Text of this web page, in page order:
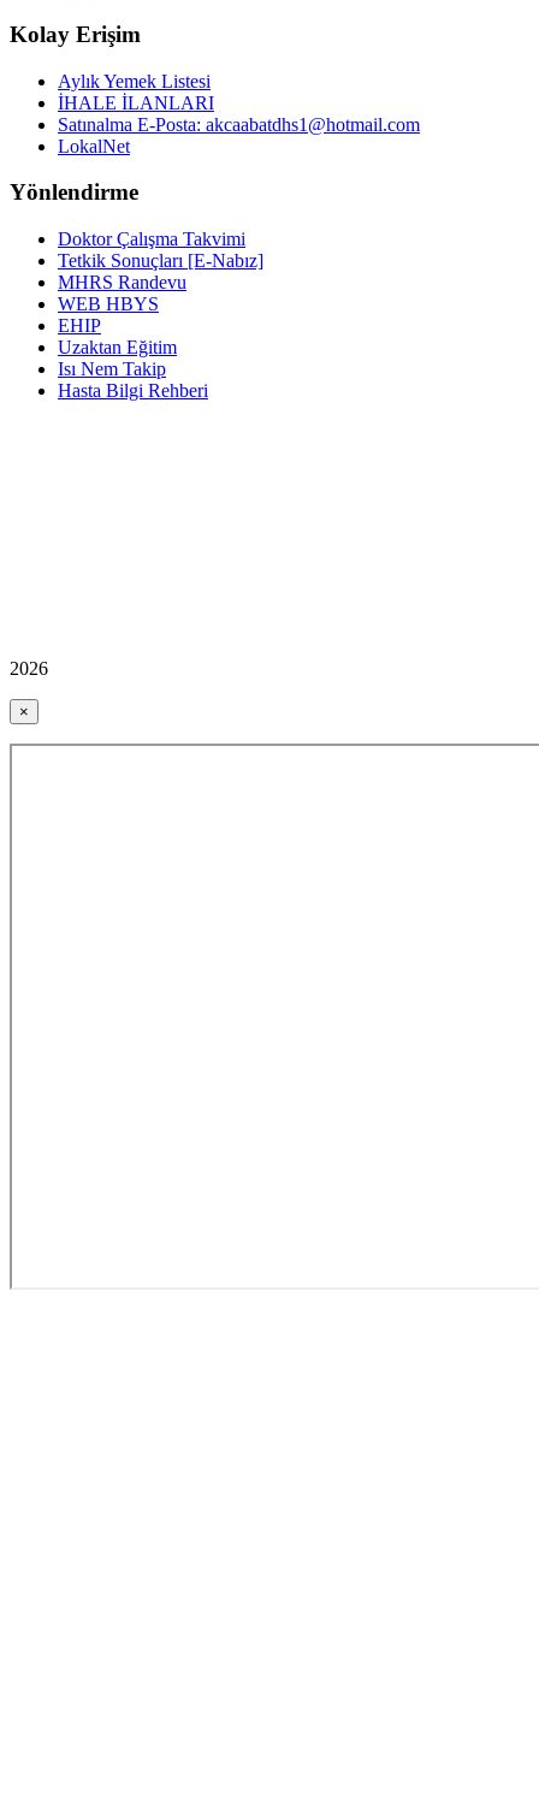
Kolay Erişim
Aylık Yemek Listesi
İHALE İLANLARI
Satınalma E-Posta: akcaabatdhs1@hotmail.com
LokalNet
Yönlendirme
Doktor Çalışma Takvimi
Tetkik Sonuçları [E-Nabız]
MHRS Randevu
WEB HBYS
EHIP
Uzaktan Eğitim
Isı Nem Takip
Hasta Bilgi Rehberi
2026
×